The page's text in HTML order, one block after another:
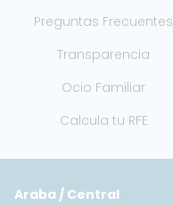
Preguntas Frecuentes
Transparencia
Ocio Familiar
Calcula tu RFE
Araba / Central